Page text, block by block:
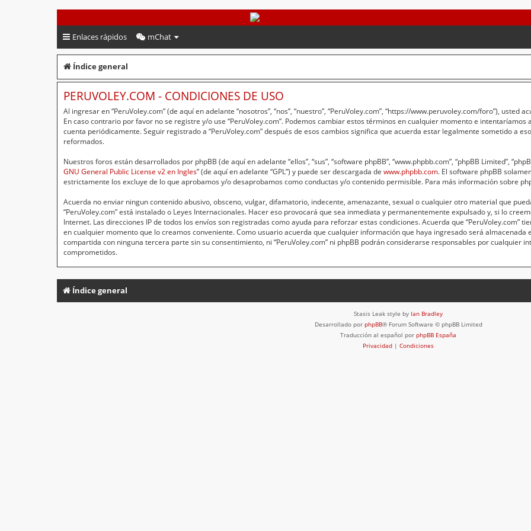
PeruVoley.com
Enlaces rápidos mChat
Índice general
PERUVOLEY.COM - CONDICIONES DE USO
Al ingresar en “PeruVoley.com” (de aquí en adelante “nosotros”, “nos”, “nuestro”, “PeruVoley.com”, “https://www.peruvoley.com/foro”),
En caso contrario por favor no se registre y/o use “PeruVoley.com”. Podemos cambiar estos términos en cualquier momento e
cuenta periódicamente. Seguir registrado a “PeruVoley.com” después de esos cambios significa que acuerda estar legalmente sometido a
reformados.
Nuestros foros están desarrollados por phpBB (de aquí en adelante “ellos”, “sus”, “software phpBB”, “www.phpbb.com”, “phpBB Limited”,
GNU General Public License v2 en Ingles” (de aquí en adelante “GPL”) y puede ser descargada de www.phpbb.com. El software phpBB
estrictamente los excluye de lo que aprobamos y/o desaprobamos como conductas y/o contenido permisible. Para más información sobre
Acuerda no enviar ningun contenido abusivo, obsceno, vulgar, difamatorio, indecente, amenazante, sexual o cualquier otro material que
“PeruVoley.com” está instalado o Leyes Internacionales. Hacer eso provocará que sea inmediata y permanentemente expulsado y, si lo
Internet. Las direcciones IP de todos los envíos son registradas como ayuda para reforzar estas condiciones. Acuerda que “PeruVoley.com”
en cualquier momento que lo creamos conveniente. Como usuario acuerda que cualquier información que haya ingresado será almacenada
compartida con ninguna tercera parte sin su consentimiento, ni “PeruVoley.com” ni phpBB podrán considerarse responsables por cualquier
comprometidos.
Índice general
Stasis Leak style by Ian Bradley
Desarrollado por phpBB® Forum Software © phpBB Limited
Traducción al español por phpBB España
Privacidad | Condiciones